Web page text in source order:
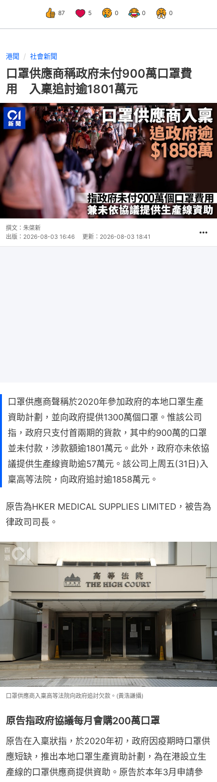
87 5 0 0 0
港聞 社會新聞
口罩供應商稱政府未付900萬口罩費
用 入稟追討逾1801萬元
撰文： 朱棨新
出版： 2026-08-03 16:46 更新： 2026-08-03 18:41
口罩供應商聲稱於2020年參加政府的本地口罩生產
資助計劃，並向政府提供1300萬個口罩。惟該公司
指，政府只支付首兩期的貨款，其中約900萬的口罩
並未付款，涉款額逾1801萬元。此外，政府亦未依協
議提供生產線資助逾57萬元。該公司上周五(31日)入
稟高等法院，向政府追討逾1858萬元。
原告為HKER MEDICAL SUPPLIES LIMITED，被告為
律政司司長。
口罩供應商入稟高等法院向政府追討欠款。(黃浩謙攝)
原告指政府協議每月會購200萬口罩
原告在入稟狀指，於2020年初，政府因疫期時口罩供
應短缺，推出本地口罩生產資助計劃，為在港設立生
產線的口罩供應商提供資助。原告於本年3月申請參